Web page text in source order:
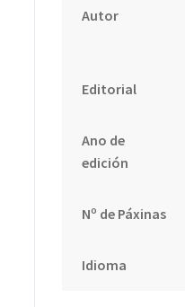
Autor
Editorial
Ano de
edición
Nº de Páxinas
Idioma